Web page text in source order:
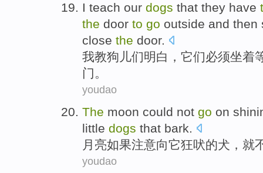
I teach our dogs that they have
the door to go outside and then
close the door.
我教狗 儿们明白， 它们必须坐着
门。
youdao
The moon could not go on
little dogs that bark.
月亮如果注意向它狂吠的犬 ， 就
youdao